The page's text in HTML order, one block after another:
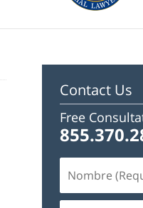
Contact Us
Free
(Requerido)